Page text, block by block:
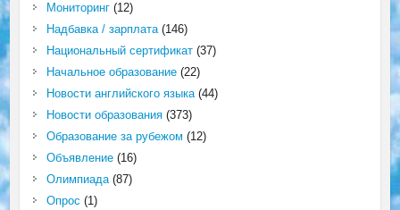
Мониторинг(12)
Надбавка / зарплата(146)
Национальный сертификат(37)
Начальное образование(22)
Новости английского языка(44)
Новости образования(373)
Образование за рубежом (12)
Объявление(16)
Олимпиада(87)
Опрос (1)